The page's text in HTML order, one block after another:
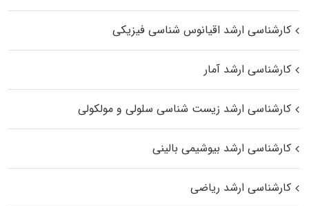
کارشناسی ارشد اقیانوس‌ شناسی فیزیکی
کارشناسی ارشد آمار
کارشناسی ارشد زیست شناسی سلولی و مولکولی
کارشناسی ارشد بیوشیمی بالینی
کارشناسی ارشد ریاضی